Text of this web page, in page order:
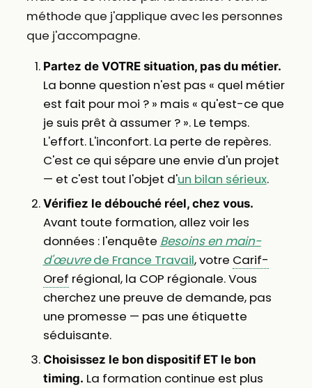
méthode que j'applique avec les personnes
que j'accompagne.
Partez de VOTRE situation, pas du métier.
La bonne question n'est pas « quel métier
est fait pour moi ? » mais « qu'est-ce que
je suis prêt à assumer ? ». Le temps.
L'effort. L'inconfort. La perte de repères.
C'est ce qui sépare une envie d'un projet
— et c'est tout l'objet d'un bilan sérieux.
Vérifiez le débouché réel, chez vous.
Avant toute formation, allez voir les
données : l'enquête Besoins en main-
d'œuvrede France Travail, votre Carif-
Oref régional, la COP régionale. Vous
cherchez une preuve de demande, pas
une promesse — pas une étiquette
séduisante.
Choisissez le bon dispositif ET le bon
timing. La formation continue est plus